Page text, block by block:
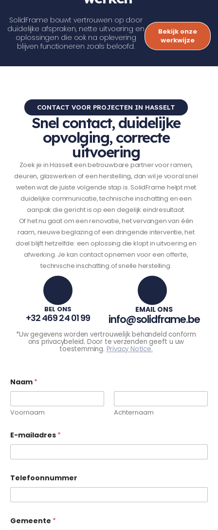
SolidFrame bouwt vertrouwen op door
duidelijke afspraken, nette uitvoering en
oplossingen die ook na oplevering
blijven functioneren zoals beloofd.
Bekijk onze
werkwijze
CONTACT VOOR PROJECTEN IN HASSELT
Snel contact, duidelijke
opvolging, correcte
uitvoering
Zoek je in Hasselt een betrouwbare partner voor ramen,
deuren, glaswerken of een herstelling, dan wil je vooral snel
weten wat de juiste volgende stap is. SolidFrame helpt met
duidelijke communicatie, technische inschatting en een
aanpak die gericht is op een degelijk eindresultaat.
Of het nu gaat om een renovatie, het vervangen van één
raam, nieuwe beglazing of een dringende interventie, het
doel blijft hetzelfde: een oplossing die klopt in uitvoering en
afwerking. Je kan contact opnemen voor een offerte,
technische inschatting of snelle herstelling.
BEL ONS
+32 469 24 01 99
EMAIL ONS
info@solidframe.be
*Uw gegevens worden vertrouwelijk behandeld conform
ons privacybeleid. Door te verzenden geeft u uw
toestemming. Privacy Notice.
Naam *
Voornaam Achternaam
E-mailadres *
Telefoonnummer
Gemeente *